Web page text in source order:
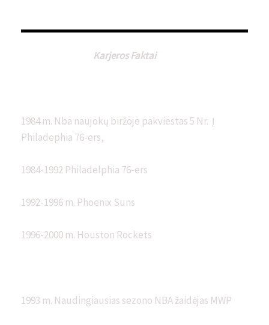
Karjeros Faktai
1984 m. Nba naujokų biržoje pakviestas 5 Nr. Į
Philadephia 76-ers,
1984-1992 Philadelphia 76-ers
1992-1996 m. Phoenix Suns
1996-2000 m. Houston Rockets
1993 m. Naudingiausias sezono NBA žaidėjas MWP